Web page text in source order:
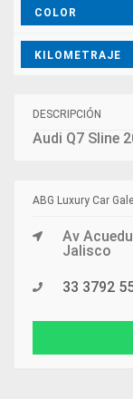
COLOR
KILOMETRAJE
DESCRIPCIÓN
Audi Q7 Sline
ABG Luxury Car
Av
Jalisco
33 3792